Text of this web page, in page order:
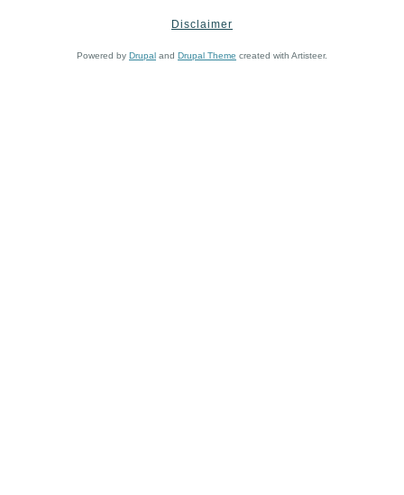
Reads
Disclaimer
Powered by Drupal and Drupal Theme created with Artisteer.